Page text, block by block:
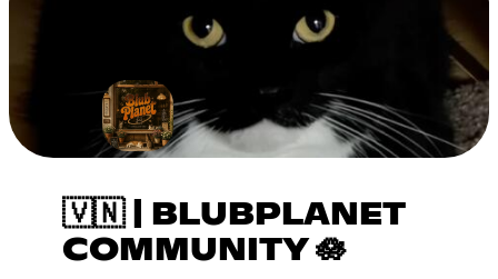
🇻🇳 | BLUBPLANET
COMMUNITY 🪷